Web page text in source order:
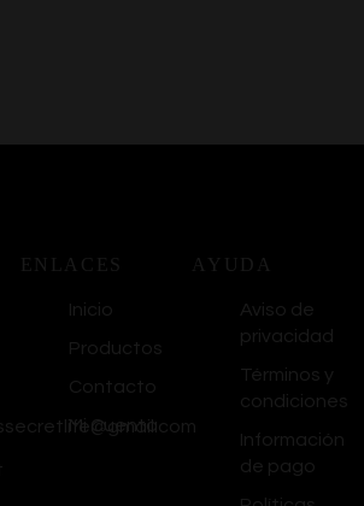
ENLACES
Inicio
Productos
Contacto
Mi Cuenta
AYUDA
Aviso de
privacidad
Términos y
condiciones
Información
de pago